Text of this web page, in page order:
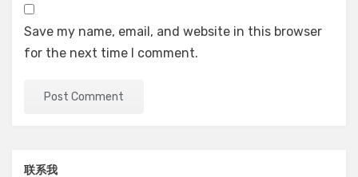
Save my name, email, and website in this browser
for the next time I comment.
联系我